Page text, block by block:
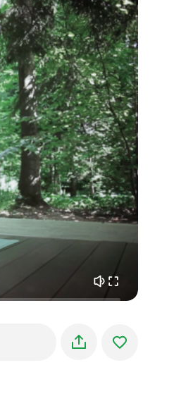
01:44
01:27
01:34
05:00
02:00
02:00
02:00
02:00